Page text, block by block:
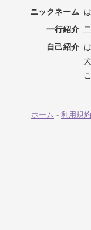
ニックネーム
一行紹介
自己紹介
ホーム - 利用規約